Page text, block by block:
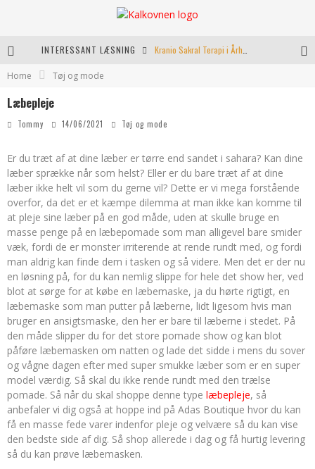
INTERESSANT LÆSNING
Home Tøj og mode
Læbepleje
Tommy 14/06/2021 Tøj og mode
Er du træt af at dine læber er tørre end sandet i sahara? Kan dine
læber sprække når som helst? Eller er du bare træt af at dine
læber ikke helt vil som du gerne vil? Dette er vi mega forstående
overfor, da det er et kæmpe dilemma at man ikke kan komme til
at pleje sine læber på en god måde, uden at skulle bruge en
masse penge på en læbepomade som man alligevel bare smider
væk, fordi de er monster irriterende at rende rundt med, og fordi
man aldrig kan finde dem i tasken og så videre. Men det er der nu
en løsning på, for du kan nemlig slippe for hele det show her, ved
blot at sørge for at købe en læbemaske, ja du hørte rigtigt, en
læbemaske som man putter på læberne, lidt ligesom hvis man
bruger en ansigtsmaske, den her er bare til læberne i stedet. På
den måde slipper du for det store pomade show og kan blot
påføre læbemasken om natten og lade det sidde i mens du sover
og vågne dagen efter med super smukke læber som er en super
model værdig. Så skal du ikke rende rundt med den trælse
pomade. Så når du skal shoppe denne type læbepleje, så
anbefaler vi dig også at hoppe ind på Adas Boutique hvor du kan
få en masse fede varer indenfor pleje og velvære så du kan vise
den bedste side af dig. Så shop allerede i dag og få hurtig levering
så du kan prøve læbemasken.